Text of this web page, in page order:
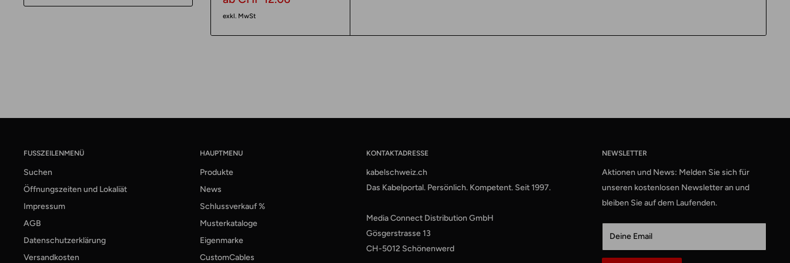
exkl. MwSt
FUSSZEILENMENÜ
Suchen
Öffnungszeiten und Lokaliät
Impressum
AGB
Datenschutzerklärung
Versandkosten
HAUPTMENU
Produkte
News
Schlussverkauf %
Musterkataloge
Eigenmarke
CustomCables
KONTAKTADRESSE
kabelschweiz.ch
Das Kabelportal. Persönlich. Kompetent. Seit 1997.
Media Connect Distribution GmbH
Gösgerstrasse 13
CH-5012 Schönenwerd
NEWSLETTER
Aktionen und News: Melden Sie sich für
unseren kostenlosen Newsletter an und
bleiben Sie auf dem Laufenden.
Deine Email